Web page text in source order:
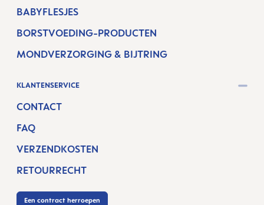
BABYFLESJES
BORSTVOEDING-PRODUCTEN
MONDVERZORGING & BIJTRING
KLANTENSERVICE
CONTACT
FAQ
VERZENDKOSTEN
RETOURRECHT
Een contract herroepen